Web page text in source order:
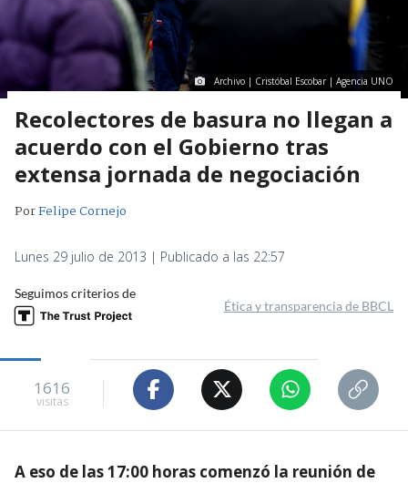
Archivo | Cristóbal Escobar | Agencia UNO
Recolectores de basura no llegan a
acuerdo con el Gobierno tras
extensa jornada de negociación
PorFelipe Cornejo
Lunes 29 julio de 2013 | Publicado a las 22:57
Seguimos criterios de
Ética y transparencia de BBCL
1616
visitas
A eso de las 17:00 horas comenzó la reunión de